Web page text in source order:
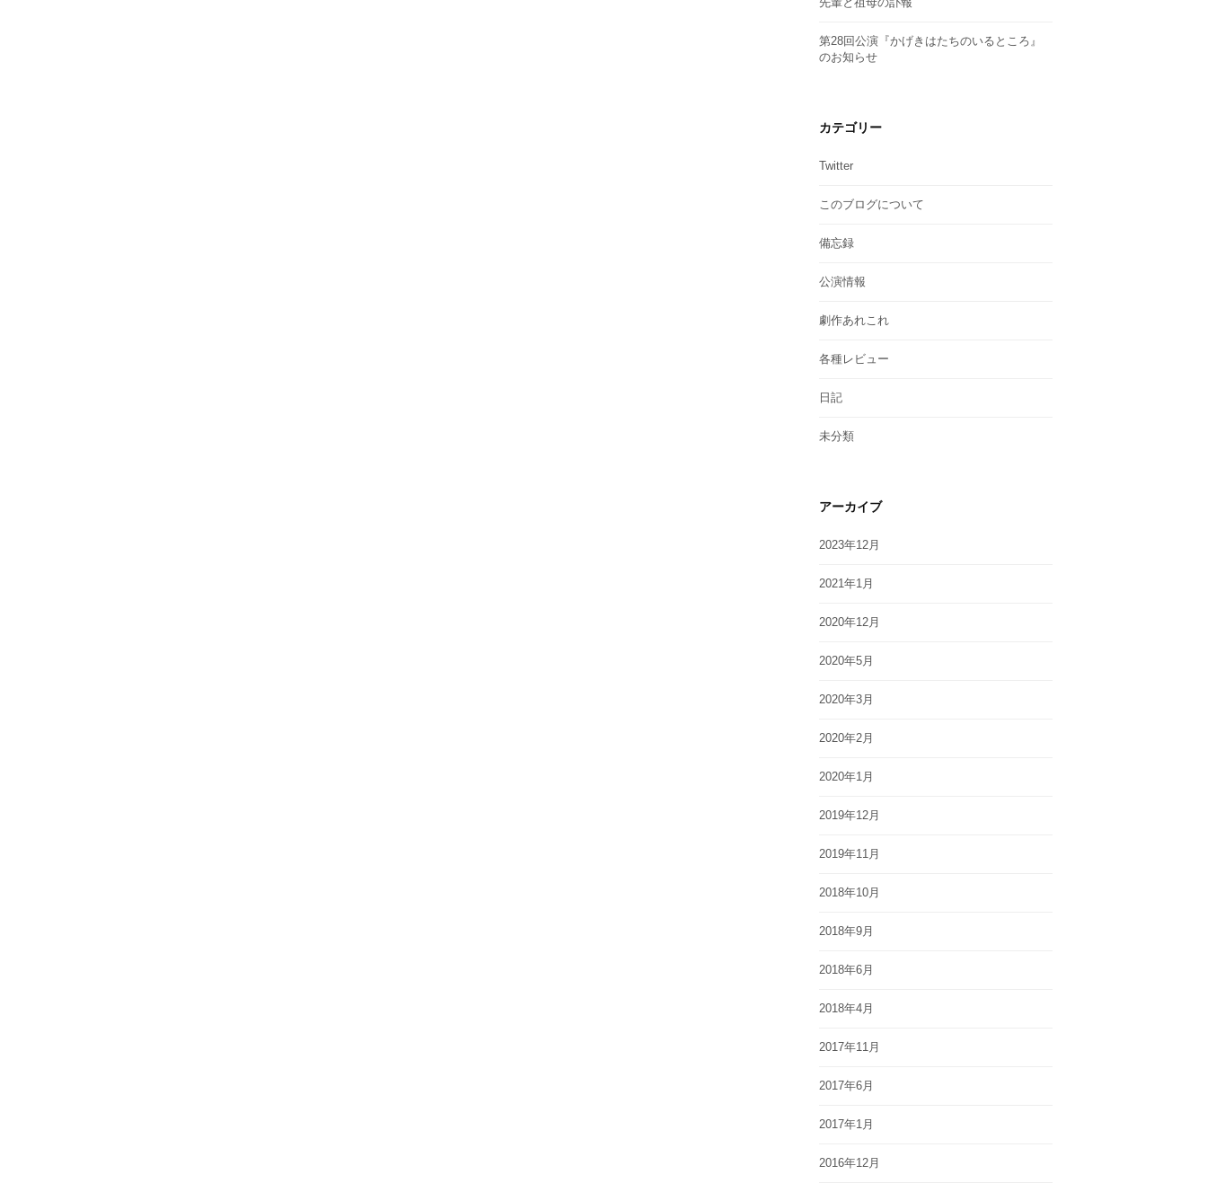
第28回公演『かげきはたちのいるところ』
のお知らせ
カテゴリー
Twitter
このブログについて
備忘録
公演情報
劇作あれこれ
各種レビュー
日記
未分類
アーカイブ
2023年12月
2021年1月
2020年12月
2020年5月
2020年3月
2020年2月
2020年1月
2019年12月
2019年11月
2018年10月
2018年9月
2018年6月
2018年4月
2017年11月
2017年6月
2017年1月
2016年12月